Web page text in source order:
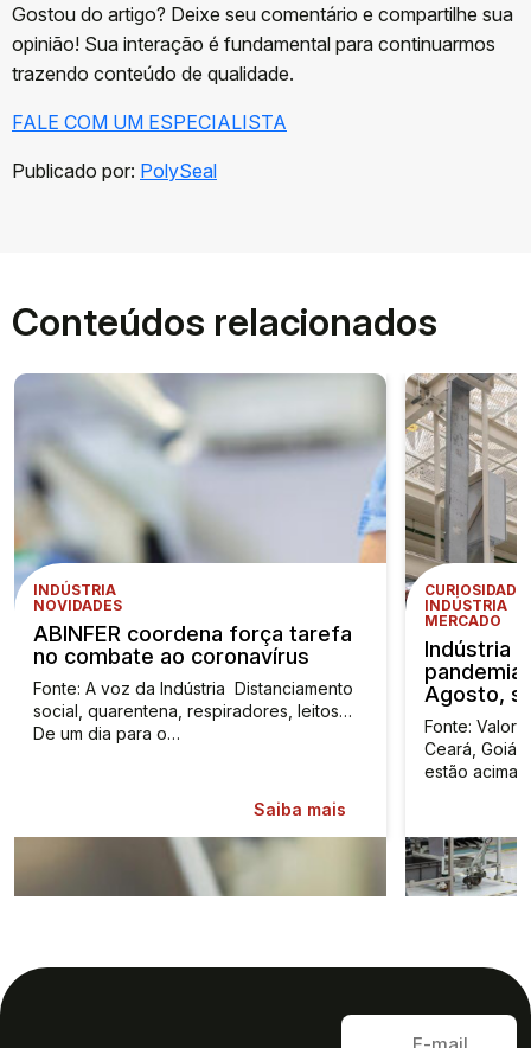
Gostou do artigo? Deixe seu comentário e compartilhe sua
opinião! Sua interação é fundamental para continuarmos
trazendo conteúdo de qualidade.
FALE COM UM ESPECIALISTA
Publicado por: PolySeal
Conteúdos relacionados
INDÚSTRIA
NOVIDADES
ABINFER coordena força tarefa
no combate ao coronavírus
Fonte: A voz da Indústria Distanciamento
social, quarentena, respiradores, leitos…
De um dia para o…
Saiba mais
INDÚSTRIA
MERCADO
Indústria
pandemia
Agosto,
Fonte: Valor
Ceará,
estão acima